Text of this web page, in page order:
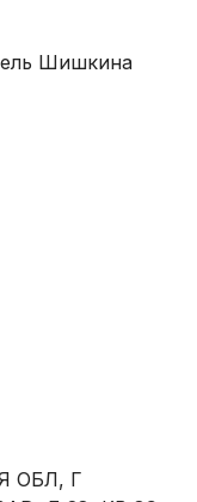
Шишкина
ОБЛ, Г